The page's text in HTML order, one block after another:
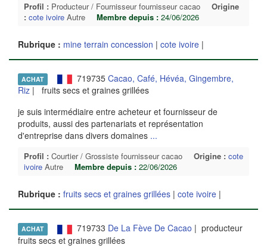
Profil : Producteur / Fournisseur fournisseur cacao
Origine
: cote ivoire Autre Membre depuis : 24/06/2026
Rubrique : mine terrain concession | cote ivoire |
ACHAT 719735 Cacao, Café, Hévéa, Gingembre,
Riz | fruits secs et graines grillées
je suis intermédiaire entre acheteur et fournisseur de
produits, aussi des partenariats et représentation
d'entreprise dans divers domaines ...
Profil : Courtier / Grossiste fournisseur cacao Origine : cote
ivoire Autre Membre depuis : 22/06/2026
Rubrique : fruits secs et graines grillées | cote ivoire |
ACHAT 719733 De La Fève De Cacao | producteur
fruits secs et graines grillées